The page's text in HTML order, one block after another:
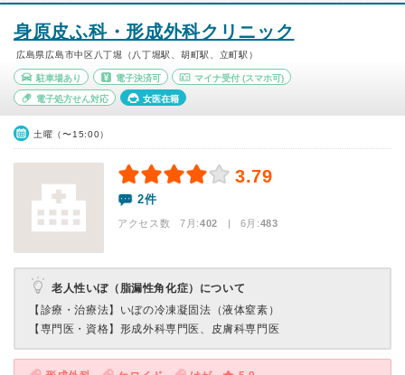
身原皮ふ科・形成外科クリニック
広島県広島市中区八丁堀（八丁堀駅、胡町駅、立町駅）
駐車場あり 電子決済可 マイナ受付 (スマホ可)
電子処方せん対応 女医在籍
土曜（〜15:00）
3.79
2件
アクセス数 7月:402 | 6月:483
老人性いぼ（脂漏性角化症）について
【診療・治療法】 いぼの冷凍凝固法（液体窒素）
【専門医・資格】 形成外科専門医、皮膚科専門医